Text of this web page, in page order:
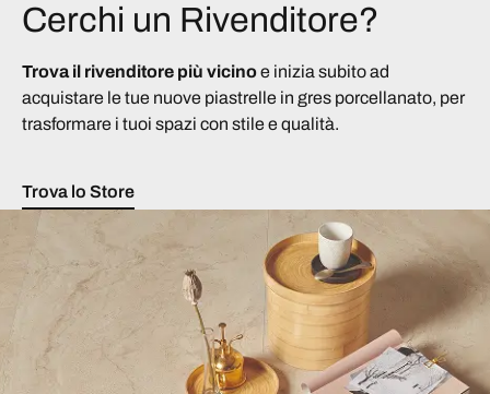
Cerchi un Rivenditore?
Trova il rivenditore più vicinoe inizia subito ad
acquistare le tue nuove piastrelle in gres porcellanato, per
trasformare i tuoi spazi con stile e qualità.
Trova lo Store